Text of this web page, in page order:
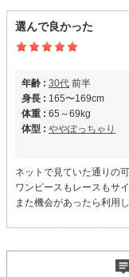
選んで良かった
年齢 : 30代 前半
身長 : 165〜169cm
体重 : 65～69kg
体型 : ややぽっちゃり
ネットで見ていた通りの
ワンピースもレースもサ
また機会があったら利用